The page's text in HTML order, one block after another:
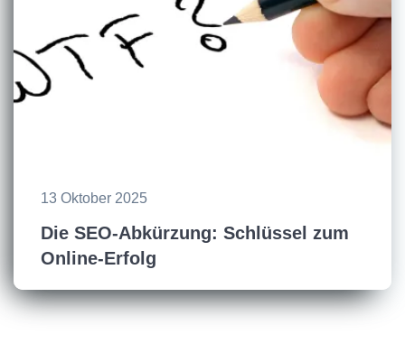
13 Oktober 2025
Die SEO-Abkürzung: Schlüssel zum
Online-Erfolg